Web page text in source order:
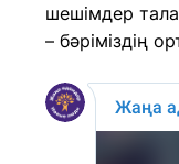
шешімдер
– бәріміздің